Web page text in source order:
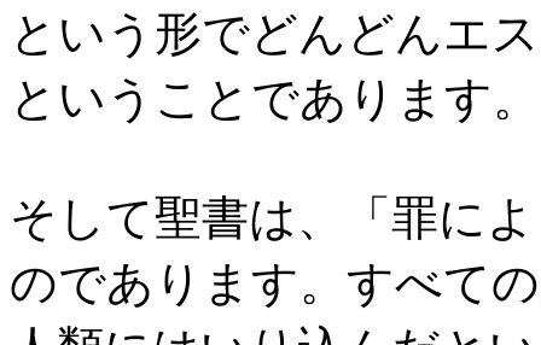
という形でどんどんエ
ということであります。
そして聖書は、「罪に
のであります。すべて